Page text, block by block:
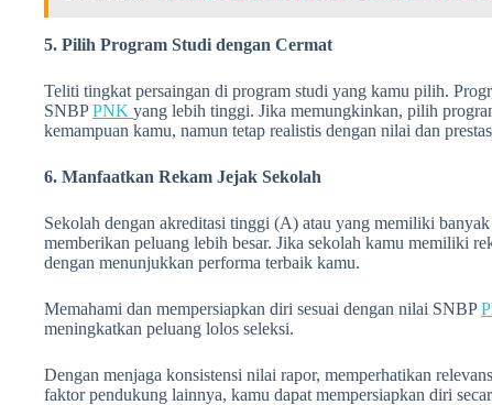
5. Pilih Program Studi dengan Cermat
Teliti tingkat persaingan di program studi yang kamu pilih.
SNBPPNK yang lebih tinggi. Jika memungkinkan, pilih
kemampuan kamu, namun tetap realistis dengan nilai dan
6. Manfaatkan Rekam Jejak Sekolah
Sekolah dengan akreditasi tinggi (A) atau yang memiliki
memberikan peluang lebih besar. Jika sekolah kamu memiliki
dengan menunjukkan performa terbaik kamu.
Memahami dan mempersiapkan diri sesuai dengan nilai SNBP
meningkatkan peluang lolos seleksi.
Dengan menjaga konsistensi nilai rapor, memperhatikan
faktor pendukung lainnya, kamu dapat mempersiapkan diri